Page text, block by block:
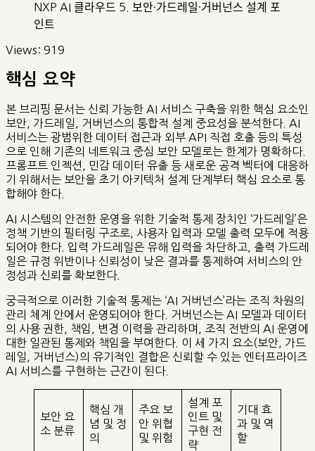
NXP AI 클라우드 5. 보안·가드레일·거버넌스 설계 포
인트
Views: 919
핵심 요약
본 브리핑 문서는 신뢰 가능한 AI 서비스 구축을 위한 핵심 요소인
보안, 가드레일, 거버넌스의 통합적 설계 중요성을 분석한다. AI
서비스는 광범위한 데이터 접근과 외부 API 직접 호출 등의 특성
으로 인해 기존의 네트워크 중심 보안 모델로는 한계가 명확하다.
프롬프트 인젝션, 민감 데이터 유출 등 새로운 공격 벡터에 대응하
기 위해서는 보안을 초기 아키텍처 설계 단계부터 핵심 요소로 통
합해야 한다.
AI 시스템의 안전한 운영을 위한 기술적 통제 장치인 ‘가드레일’은
정책 기반의 필터링 구조로, 사용자 입력과 모델 출력 모두에 적용
되어야 한다. 입력 가드레일은 유해 입력을 차단하고, 출력 가드레
일은 규정 위반이나 신뢰성이 낮은 결과를 통제하여 서비스의 안
정성과 신뢰를 확보한다.
궁극적으로 이러한 기술적 통제는 ‘AI 거버넌스’라는 조직 차원의
관리 체계 안에서 운영되어야 한다. 거버넌스는 AI 모델과 데이터
의 사용 권한, 책임, 변경 이력을 관리하며, 조직 전반의 AI 운영에
대한 일관된 통제와 책임을 부여한다. 이 세 가지 요소(보안, 가드
레일, 거버넌스)의 유기적인 결합은 신뢰할 수 있는 엔터프라이즈
AI 서비스를 구현하는 근간이 된다.
보안 요
소 분류
핵심 개
념 및 정
의
주요 보
안 위협
및 위험
설계 포
인트 및
구현 전
략
기대 효
과 및 역
할